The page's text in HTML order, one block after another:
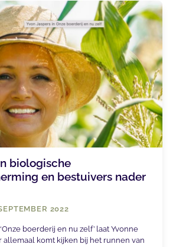
biologische
en bestuivers nader
2022
boerderij en nu zelf’ laat Yvonne
allemaal komt kijken bij het runnen van